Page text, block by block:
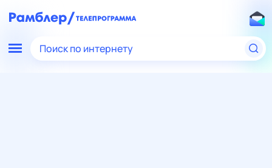
Поиск по интернету